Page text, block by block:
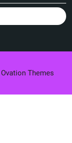
Ovation Themes